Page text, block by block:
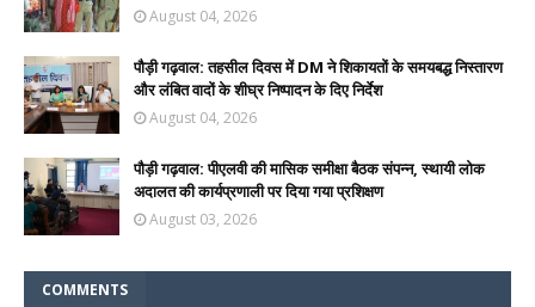
August 04, 2026
पौड़ी गढ़वाल: तहसील दिवस में DM ने शिकायतों के समयबद्ध निस्तारण
और लंबित वादों के शीघ्र निष्पादन के दिए निर्देश
August 04, 2026
पौड़ी गढ़वाल: पीएलवी की मासिक समीक्षा बैठक संपन्न, स्थायी लोक
अदालत की कार्यप्रणाली पर दिया गया प्रशिक्षण
August 03, 2026
COMMENTS